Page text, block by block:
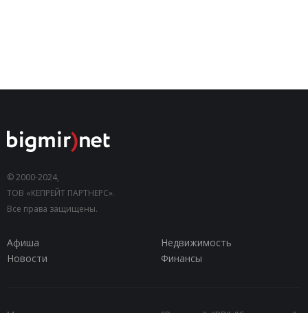
© 2000-2024,
ТОВ «КЕПРЕЙТ ПАРТНЕРС».
Все права защищены.
Афиша
Недвижимость
Новости
Финансы